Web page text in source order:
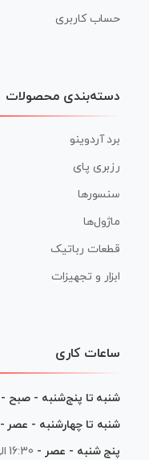
حساب کاربری
دسته‌بندی محصولات
برد آردوینو
رزبری پای
سنسورها
ماژول‌ها
قطعات رباتیک
ابزار و تجهیزات
ساعات کاری
شنبه تا پنج‌شنبه - صبح -
شنبه تا چهارشنبه - عصر -
پنج شنبه - عصر - 16:30 الی 19